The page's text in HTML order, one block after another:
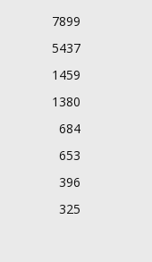
7899
5437
1459
1380
684
653
396
325